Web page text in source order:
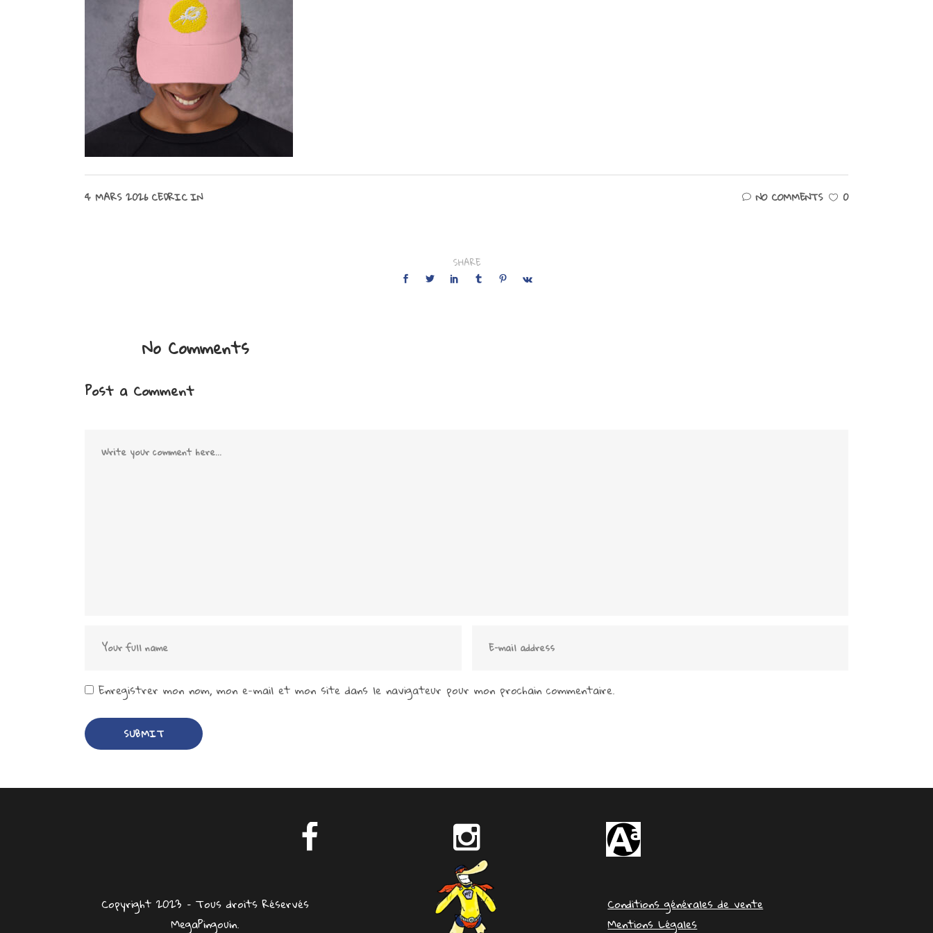
4 MARS 2026CEDRICIN NO COMMENTS 0
SHARE
No Comments
Post a Comment
Enregistrer mon nom, mon e-mail et mon site dans le navigateur pour mon prochain commentaire.
Copyright 2023 – Tous droits Réservés
MegaPingouin.
Conditions générales de vente
Mentions Légales